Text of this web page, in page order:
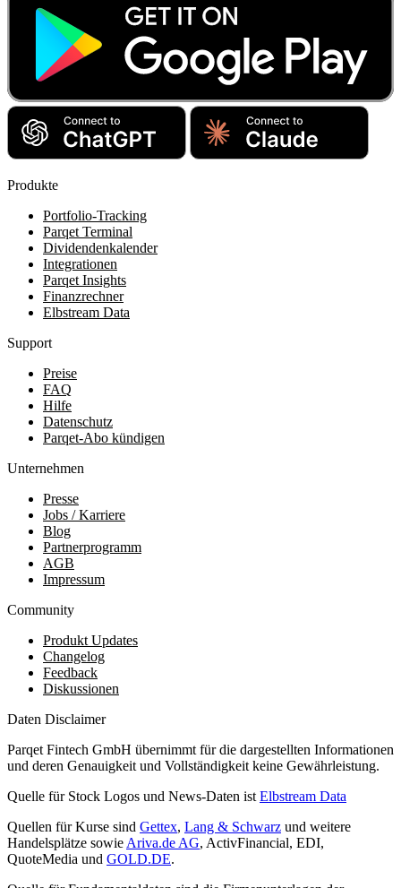
Produkte
Portfolio-Tracking
Parqet Terminal
Dividendenkalender
Integrationen
Parqet Insights
Finanzrechner
Elbstream Data
Support
Preise
FAQ
Hilfe
Datenschutz
Parqet-Abo kündigen
Unternehmen
Presse
Jobs / Karriere
Blog
Partnerprogramm
AGB
Impressum
Community
Produkt Updates
Changelog
Feedback
Diskussionen
Daten Disclaimer
Parqet Fintech GmbH übernimmt für die dargestellten Informationen
und deren Genauigkeit und Vollständigkeit keine Gewährleistung.
Quelle für Stock Logos und News-Daten ist Elbstream Data
Quellen für Kurse sind Gettex, Lang & Schwarz und weitere
Handelsplätze sowie Ariva.de AG, ActivFinancial, EDI,
QuoteMedia und GOLD.DE.